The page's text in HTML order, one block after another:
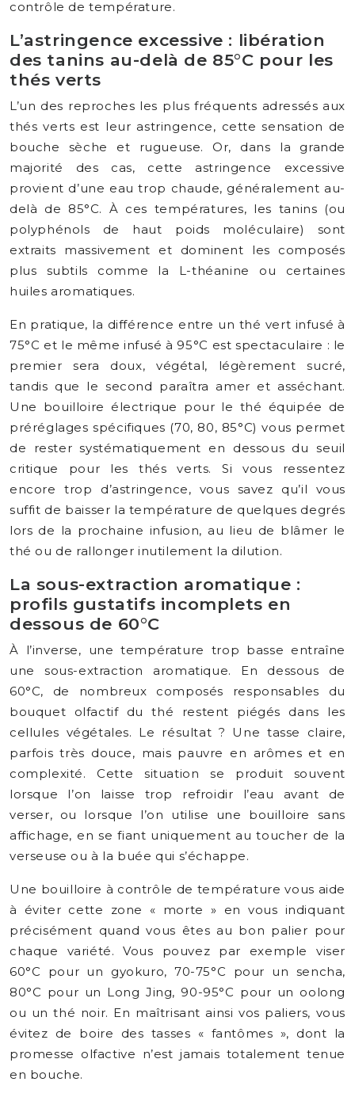
contrôle de température.
L’astringence excessive : libération
des tanins au-delà de 85°C pour les
thés verts
L’un des reproches les plus fréquents adressés aux
thés verts est leur astringence, cette sensation de
bouche sèche et rugueuse. Or, dans la grande
majorité des cas, cette astringence excessive
provient d’une eau trop chaude, généralement au-
delà de 85°C. À ces températures, les tanins (ou
polyphénols de haut poids moléculaire) sont
extraits massivement et dominent les composés
plus subtils comme la L-théanine ou certaines
huiles aromatiques.
En pratique, la différence entre un thé vert infusé à
75°C et le même infusé à 95°C est spectaculaire : le
premier sera doux, végétal, légèrement sucré,
tandis que le second paraîtra amer et asséchant.
Une bouilloire électrique pour le thé équipée de
préréglages spécifiques (70, 80, 85°C) vous permet
de rester systématiquement en dessous du seuil
critique pour les thés verts. Si vous ressentez
encore trop d’astringence, vous savez qu’il vous
suffit de baisser la température de quelques degrés
lors de la prochaine infusion, au lieu de blâmer le
thé ou de rallonger inutilement la dilution.
La sous-extraction aromatique :
profils gustatifs incomplets en
dessous de 60°C
À l’inverse, une température trop basse entraîne
une sous-extraction aromatique. En dessous de
60°C, de nombreux composés responsables du
bouquet olfactif du thé restent piégés dans les
cellules végétales. Le résultat ? Une tasse claire,
parfois très douce, mais pauvre en arômes et en
complexité. Cette situation se produit souvent
lorsque l’on laisse trop refroidir l’eau avant de
verser, ou lorsque l’on utilise une bouilloire sans
affichage, en se fiant uniquement au toucher de la
verseuse ou à la buée qui s’échappe.
Une bouilloire à contrôle de température vous aide
à éviter cette zone « morte » en vous indiquant
précisément quand vous êtes au bon palier pour
chaque variété. Vous pouvez par exemple viser
60°C pour un gyokuro, 70-75°C pour un sencha,
80°C pour un Long Jing, 90-95°C pour un oolong
ou un thé noir. En maîtrisant ainsi vos paliers, vous
évitez de boire des tasses « fantômes », dont la
promesse olfactive n’est jamais totalement tenue
en bouche.